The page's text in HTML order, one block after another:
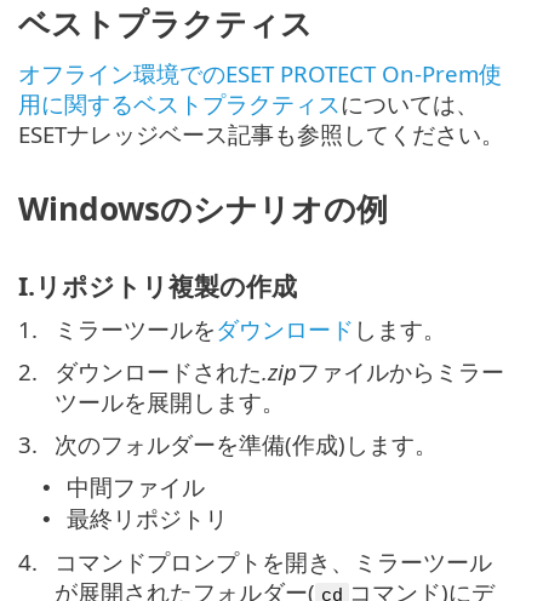
ベストプラクティス
オフライン環境でのESET PROTECT On-Prem使
用に関するベストプラクティスについては、
ESETナレッジベース記事も参照してください。
Windowsのシナリオの例
I.リポジトリ複製の作成
1. ミラーツールをダウンロード します。
2.
ダウンロードされた.zipファイルからミラー
ツールを展開します。
3.
次のフォルダーを準備(作成)します。
• 中間ファイル
•
最終リポジトリ
4.
コマンドプロンプトを開き、ミラーツール
が展開されたフォルダー( cd コマンド)にデ